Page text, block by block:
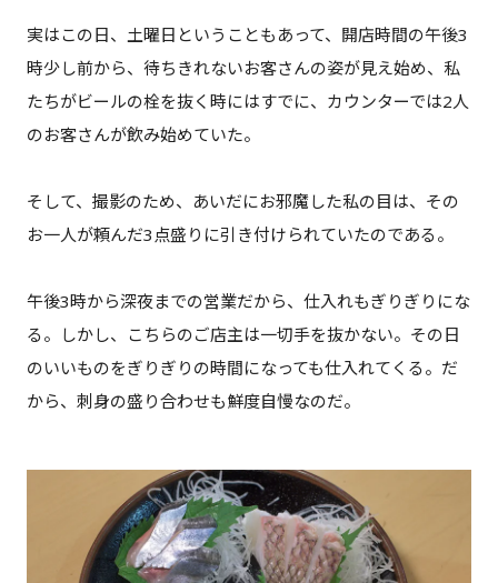
実はこの日、土曜日ということもあって、開店時間の午後3
時少し前から、待ちきれないお客さんの姿が見え始め、私
たちがビールの栓を抜く時にはすでに、カウンターでは2人
のお客さんが飲み始めていた。
そして、撮影のため、あいだにお邪魔した私の目は、その
お一人が頼んだ3点盛りに引き付けられていたのである。
午後3時から深夜までの営業だから、仕入れもぎりぎりにな
る。しかし、こちらのご店主は一切手を抜かない。その日
のいいものをぎりぎりの時間になっても仕入れてくる。だ
から、刺身の盛り合わせも鮮度自慢なのだ。